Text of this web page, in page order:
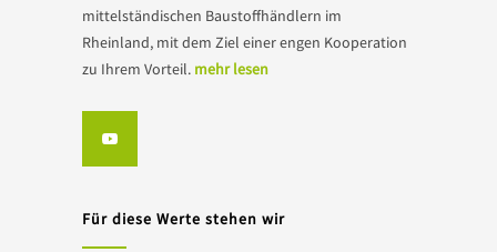
mittelständischen Baustoffhändlern im
Rheinland, mit dem Ziel einer engen Kooperation
zu Ihrem Vorteil. mehr lesen
Für diese Werte stehen wir